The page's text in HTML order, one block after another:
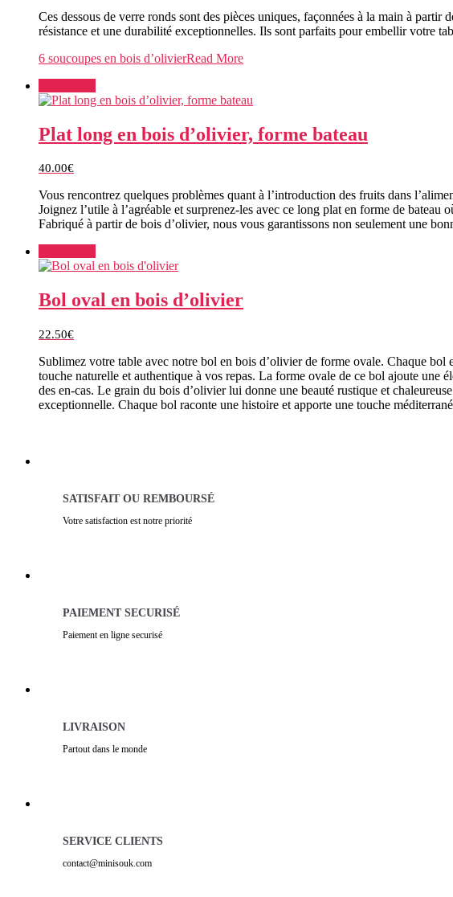
Ces dessous de verre ronds sont des pièces uniques, façonnées à la main à
résistance et une durabilité exceptionnelles. Ils sont parfaits pour embellir votre
6 soucoupes en bois d’olivierRead More
Plat long en bois d’olivier, forme bateau
40.00€
Vous rencontrez quelques problèmes quant à l’introduction des fruits dans
Joignez l’utile à l’agréable et surprenez-les avec ce long plat en forme de
Fabriqué à partir de bois d’olivier, nous vous garantissons non seulement une
Bol oval en bois d’olivier
22.50€
Sublimez votre table avec notre bol en bois d’olivier de forme ovale. Chaque
touche naturelle et authentique à vos repas. La forme ovale de ce bol ajoute une
des en-cas. Le grain du bois d’olivier lui donne une beauté rustique et
exceptionnelle. Chaque bol raconte une histoire et apporte une touche
SATISFAIT OU REMBOURSÉ
Votre satisfaction est notre priorité
PAIEMENT SECURISÉ
Paiement en ligne securisé
LIVRAISON
Partout dans le monde
SERVICE CLIENTS
contact@minisouk.com